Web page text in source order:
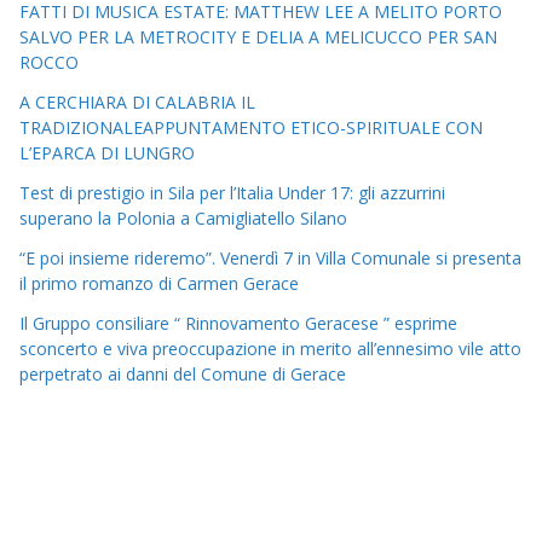
FATTI DI MUSICA ESTATE: MATTHEW LEE A MELITO PORTO
SALVO PER LA METROCITY E DELIA A MELICUCCO PER SAN
ROCCO
A CERCHIARA DI CALABRIA IL
TRADIZIONALEAPPUNTAMENTO ETICO-SPIRITUALE CON
L’EPARCA DI LUNGRO
Test di prestigio in Sila per l’Italia Under 17: gli azzurrini
superano la Polonia a Camigliatello Silano
“E poi insieme rideremo”. Venerdì 7 in Villa Comunale si presenta
il primo romanzo di Carmen Gerace
Il Gruppo consiliare “ Rinnovamento Geracese ” esprime
sconcerto e viva preoccupazione in merito all’ennesimo vile atto
perpetrato ai danni del Comune di Gerace